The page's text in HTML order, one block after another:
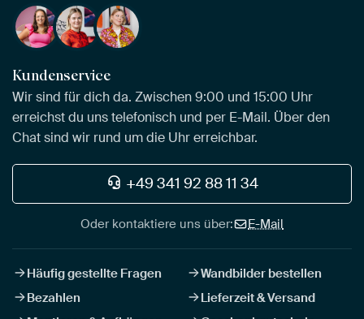
Kundenservice
Wir sind für dich da. Zwischen 9:00 und 15:00 Uhr
erreichst du uns telefonisch und per E-Mail. Über den
Chat sind wir rund um die Uhr erreichbar.
+49 341 92 88 11 34
Oder kontaktiere uns über: E-Mail
Häufig gestellte Fragen
Wandbilder bestellen
Bezahlen
Lieferzeit & Versand